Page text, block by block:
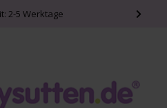
2-5 Werktage